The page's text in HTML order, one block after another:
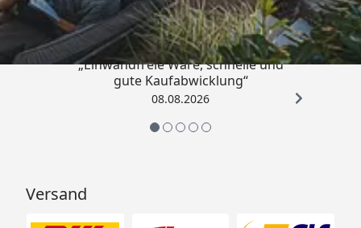
4,83/ 5
„Einwandfreie Ware, schnelle und
gute Kaufabwicklung“
08.08.2026
Versand